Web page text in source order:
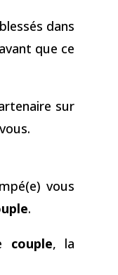
dans
que ce
sur
vous
.
couple, la